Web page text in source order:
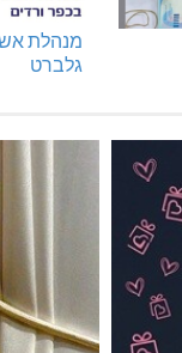
מנהלת
גלברט